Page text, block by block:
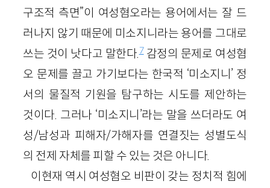
구조적 측면”이 여성혐오라는 용어에서는 잘 드
러나지 않기 때문에 미소지니라는 용어를 그대로
쓰는 것이 낫다고 말한다.7감정의 문제로 여성혐
오 문제를 끌고 가기보다는 한국적 ‘미소지니’ 정
서의 물질적 기원을 탐구하는 시도를 제안하는
것이다. 그러나 ‘미소지니’라는 말을 쓰더라도 여
성/남성과 피해자/가해자를 연결짓는 성별도식
의 전제 자체를 피할 수 있는 것은 아니다.
이현재 역시 여성혐오 비판이 갖는 정치적 힘에